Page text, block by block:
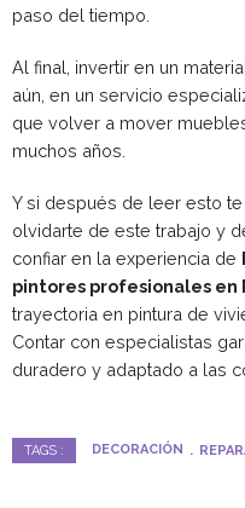
paso del tiempo.
Al final, invertir en un
aún, en un servicio
que volver a mover
muchos años.
Y si después de leer esto
olvidarte de este trabajo y
confiar en la experiencia de
pintores profesionales en
trayectoria en pintura de
Contar con especialistas
duradero y adaptado a las
TAGS : DECORACIÓN